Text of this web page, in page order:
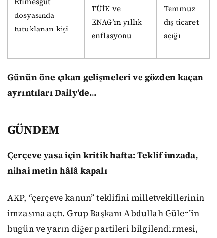
dosyasında
tutuklanan kişi
TÜİK ve
ENAG’ın yıllık
enflasyonu
Temmuz
dış ticaret
açığı
Günün öne çıkan gelişmeleri ve gözden kaçan
ayrıntıları Daily’de…
GÜNDEM
Çerçeve yasa için kritik hafta: Teklif imzada,
nihai metin hâlâ kapalı
AKP, “çerçeve kanun” teklifini milletvekillerinin
imzasına açtı. Grup Başkanı Abdullah Güler’in
bugün ve yarın diğer partileri bilgilendirmesi,